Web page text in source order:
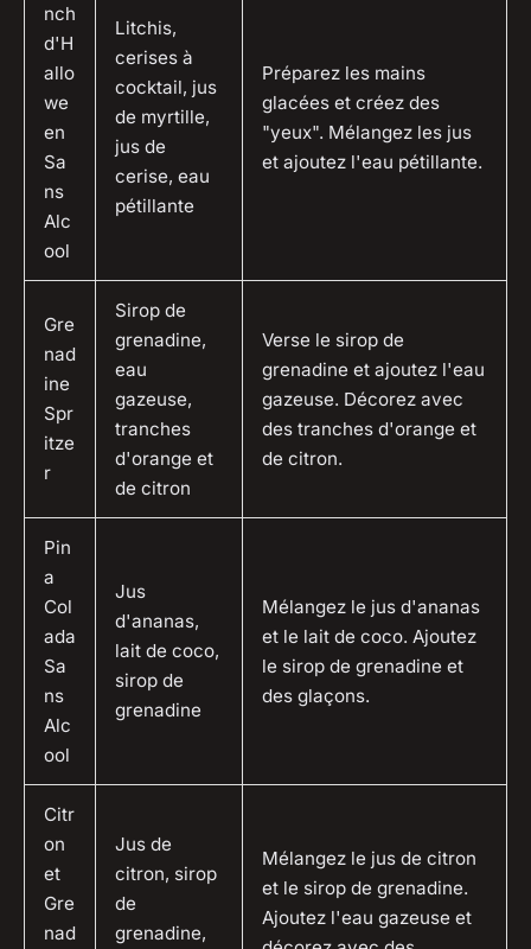
nch
d'H
allo
we
en
Sa
ns
Alc
ool
Litchis,
cerises à
cocktail, jus
de myrtille,
jus de
cerise, eau
pétillante
Préparez les mains
glacées et créez des
"yeux". Mélangez les jus
et ajoutez l'eau pétillante.
Gre
nad
ine
Spr
itze
r
Sirop de
grenadine,
eau
gazeuse,
tranches
d'orange et
de citron
Verse le sirop de
grenadine et ajoutez l'eau
gazeuse. Décorez avec
des tranches d'orange et
de citron.
Pin
a
Col
ada
Sa
ns
Alc
ool
Jus
d'ananas,
lait de coco,
sirop de
grenadine
Mélangez le jus d'ananas
et le lait de coco. Ajoutez
le sirop de grenadine et
des glaçons.
Citr
on
et
Gre
nad
Jus de
citron, sirop
de
grenadine,
Mélangez le jus de citron
et le sirop de grenadine.
Ajoutez l'eau gazeuse et